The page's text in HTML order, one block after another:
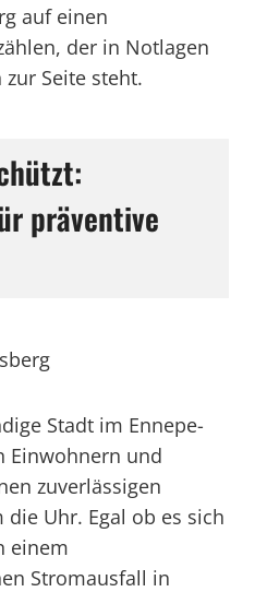
auf einen
der in Notlagen
Seite steht.
präventive
Stadt im Ennepe-
Einwohnern und
zuverlässigen
Uhr. Egal ob es sich
einem
Stromausfall in